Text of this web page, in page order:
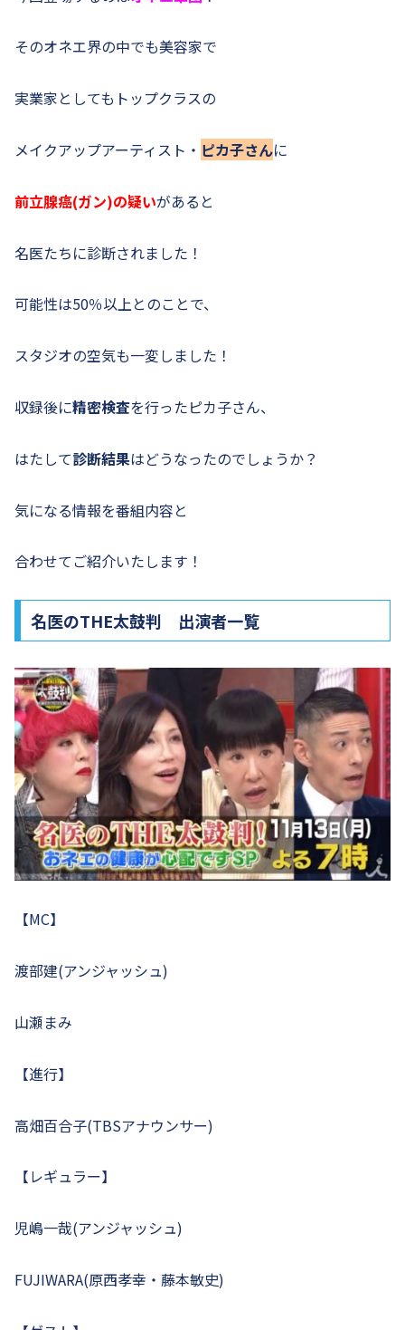
そのオネエ界の中でも美容家で
実業家としてもトップクラスの
メイクアップアーティスト・ ピカ子さんに
前立腺癌(ガン)の疑いがあると
名医たちに診断されました！
可能性は50％以上とのことで、
スタジオの空気も一変しました！
収録後に精密検査を行ったピカ子さん、
はたして診断結果はどうなったのでしょうか？
気になる情報を番組内容と
合わせてご紹介いたします！
名医のTHE太鼓判 出演者一覧
【MC】
渡部建(アンジャッシュ)
山瀬まみ
【進行】
高畑百合子(TBSアナウンサー)
【レギュラー】
児嶋一哉(アンジャッシュ)
FUJIWARA(原西孝幸・藤本敏史)